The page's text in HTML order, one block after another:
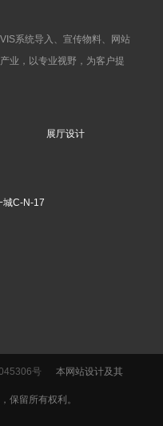
系统导入、宣传物料、网站
业，以专业视野，为客户提
展厅设计
城C-N-17
号 本网站设计及其
保留所有权利。